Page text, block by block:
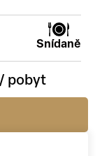
Snídaně